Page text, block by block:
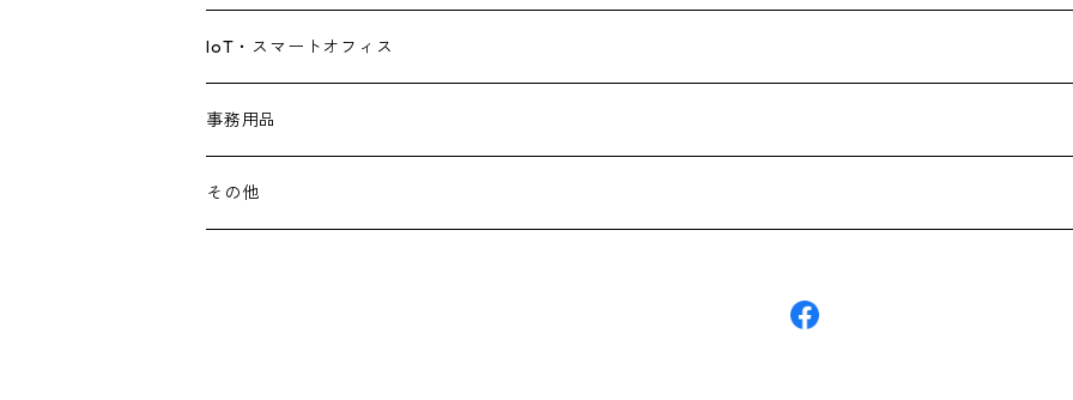
ノートパソコン
ディスプレイ
中古品
サーバー
ルーター・アクセスポイント
スイッチングハブ
その他
IoT・スマートオフィス
AElock
IToU
事務用品
その他